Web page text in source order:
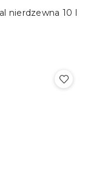
nierdzewna 10 l